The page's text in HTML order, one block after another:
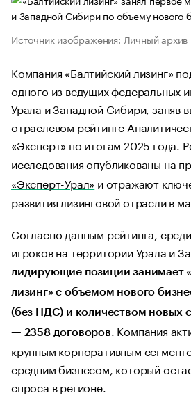
Источник изображения: Личный
Компания «Балтийский лизинг»
одного из ведущих федеральных
Урала и Западной Сибири, заняв
отраслевом рейтинге
«Эксперт» по итогам 2025 года.
исследования опубликованы на
«Эксперт-Урал» и отражают
развития лизинговой отрасли в
Согласно данным рейтинга,
игроков на территории Урала и
лидирующие позиции занимает
лизинг» с объемом нового
(без НДС) и количеством новых
— 2358 договоров. Компания
крупным корпоративным
средним бизнесом, который
спроса в регионе.